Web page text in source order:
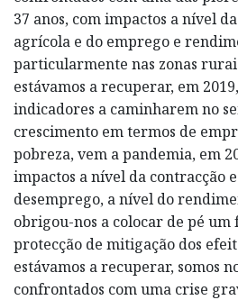
37 anos, com impactos a nível
agrícola e do emprego e
particularmente nas zonas
estávamos a recuperar, em
indicadores a caminharem no
crescimento em termos de
pobreza, vem a pandemia, em
impactos a nível da contracção
desemprego, a nível do
obrigou-nos a colocar de pé
protecção de mitigação dos
estávamos a recuperar, somos
confrontados com uma crise